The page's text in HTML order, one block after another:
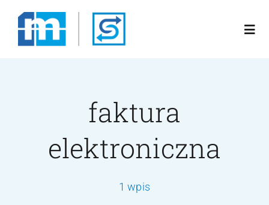
Przejdź
zawartości
faktura
elektroniczna
1 wpis